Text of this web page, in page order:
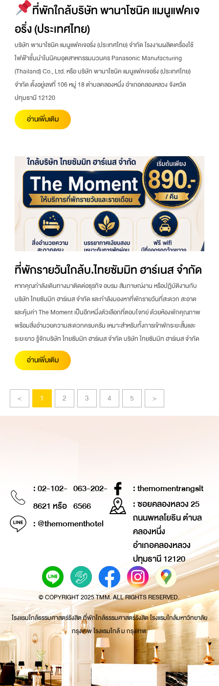
ที่พักใกล้บริษัท พานาโซนิค แมนูแฟคเจ
อริ่ง (ประเทศไทย)
บริษัท พานาโซนิค แมนูแฟคเจอริ่ง (ประเทศไทย) จำกัด โรงงานผลิตเครื่องใช้
ไฟฟ้าชั้นนำในนิคมอุตสาหกรรมนวนคร Panasonic Manufacturing
(Thailand) Co., Ltd. หรือ บริษัท พานาโซนิค แมนูแฟคเจอริ่ง (ประเทศไทย)
จำกัด ตั้งอยู่เลขที่ 106 หมู่ 18 ตำบลคลองหนึ่ง อำเภอคลองหลวง จังหวัด
ปทุมธานี 12120
อ่านเพิ่มเติม
ที่พักรายวันใกล้บ.ไทยซัมมิท ฮาร์เนส จำกัด
หากคุณกำลังเดินทางมาติดต่อธุรกิจ อบรม สัมภาษณ์งาน หรือปฏิบัติงานกับ
บริษัท ไทยซัมมิท ฮาร์เนส จำกัด และกำลังมองหาที่พักรายวันที่สะดวก สะอาด
และคุ้มค่า The Moment เป็นอีกหนึ่งตัวเลือกที่ตอบโจทย์ ด้วยห้องพักคุณภาพ
พร้อมสิ่งอำนวยความสะดวกครบครัน เหมาะสำหรับทั้งการเข้าพักระยะสั้นและ
ระยะยาว รู้จักบริษัท ไทยซัมมิท ฮาร์เนส จำกัด บริษัท ไทยซัมมิท ฮาร์เนส จำกัด
อ่านเพิ่มเติม
< 1 2 3 4 5 >
: 02-102-
8621 หรือ
063-202-
6566
: @themomenthotel
: themomentrangsit
: ซอยคลองหลวง 25
ถนนพหลโยธิน ตำบล
คลองหนึ่ง
อำเภอคลองหลวง
ปทุมธานี 12120
© COPYRIGHT 2025 TMM. ALL RIGHTS RESERVED.
โรงแรมใกล้ธรรมศาสตร์รังสิต ที่พักใกล้ธรรมศาสตร์รังสิต โรงแรมใกล้มหาวิทยาลัย
กรุงเทพ โรงแรมใกล้ ม กรุงเทพ